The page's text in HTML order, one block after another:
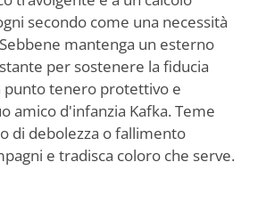
secondo come una necessità
mantenga un esterno
per sostenere la fiducia
punto tenero protettivo e
amico d'infanzia Kafka. Teme
di debolezza o fallimento
e tradisca coloro che serve.